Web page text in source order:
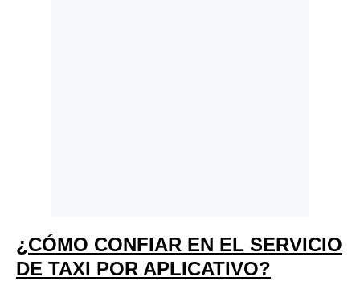
¿CÓMO CONFIAR EN EL SERVICIO
DE TAXI POR APLICATIVO?